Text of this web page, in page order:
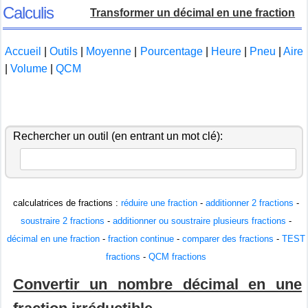
Calculis Transformer un décimal en une fraction
Accueil Outils Moyenne Pourcentage Heure Pneu
Aire
Volume QCM
Rechercher un outil (en entrant un mot clé):
calculatrices de fractions : réduire une fraction- additionner 2 fractions -
soustraire 2 fractions - additionner ou soustraire plusieurs fractions -
décimal en une fraction- fraction continue- comparer des fractions - TEST
fractions - QCM fractions
Convertir un nombre décimal en une